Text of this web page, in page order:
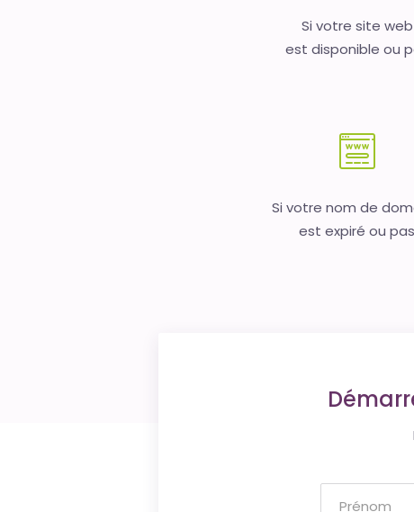
Si votre site web
est disponible ou
Si votre nom de
est expiré ou pas